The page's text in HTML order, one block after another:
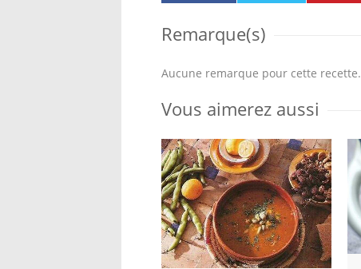
Remarque(s)
Aucune remarque pour cette recette.
Vous aimerez aussi